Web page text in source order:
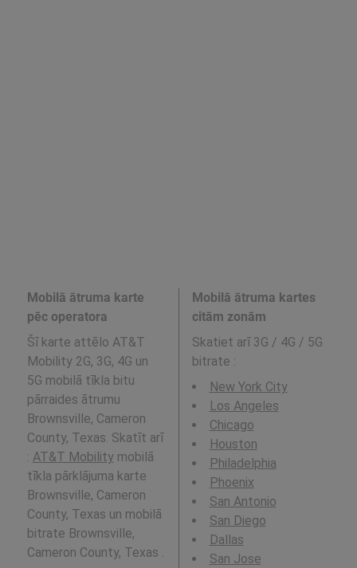
Mobilā ātruma karte
pēc operatora
Šī karte attēlo AT&T
Mobility 2G, 3G, 4G un
5G mobilā tīkla bitu
pārraides ātrumu
Brownsville, Cameron
County, Texas. Skatīt arī
: AT&T Mobilitymobilā
tīkla pārklājuma karte
Brownsville, Cameron
County, Texas un mobilā
bitrate Brownsville,
Cameron County, Texas .
Mobilā ātruma kartes
citām zonām
Skatiet arī 3G / 4G / 5G
bitrate :
New York City
Los Angeles
Chicago
Houston
Philadelphia
Phoenix
San Antonio
San Diego
Dallas
San Jose